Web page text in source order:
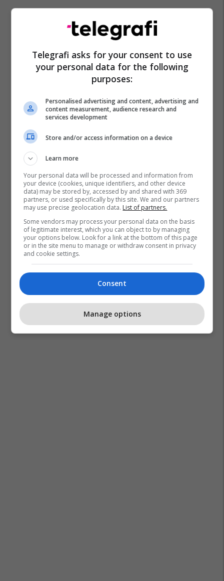
Donald Trump
Kampionati-Boteror-2026
Përfaqësuesja E Iranit
Telegrafi asks for your consent to use
your personal data for the following
purposes:
Personalised advertising and content, advertising and
content measurement, audience research and
services development
Store and/or access information on a device
Learn more
Your personal data will be processed and information from
your device (cookies, unique identifiers, and other device
data) may be stored by, accessed by and shared with 369
partners, or used specifically by this site. We and our partners
may use precise geolocation data. List of partners.
Some vendors may process your personal data on the basis
of legitimate interest, which you can object to by managing
your options below. Look for a link at the bottom of this page
or in the site menu to manage or withdraw consent in privacy
and cookie settings.
Consent
Manage options